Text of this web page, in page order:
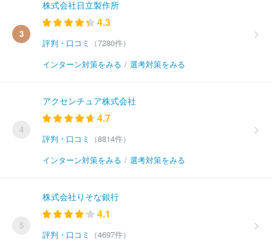
3
株式会社日立製作所
4.3
評判・口コミ
（7280件）
インターン対策をみる / 選考対策をみる
4
アクセンチュア株式会社
4.7
評判・口コミ
（8814件）
インターン対策をみる / 選考対策をみる
5
株式会社りそな銀行
4.1
評判・口コミ
（4697件）